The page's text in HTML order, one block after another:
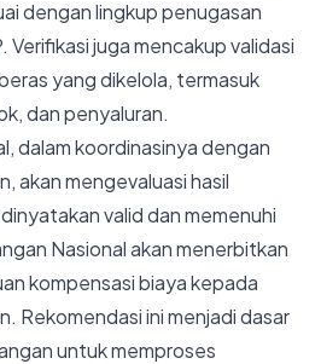
dengan lingkup penugasan
juga mencakup validasi
yang dikelola, termasuk
dan penyaluran.
dalam koordinasinya dengan
akan mengevaluasi hasil
valid dan memenuhi
Nasional akan menerbitkan
kompensasi biaya kepada
Rekomendasi ini menjadi dasar
untuk memproses